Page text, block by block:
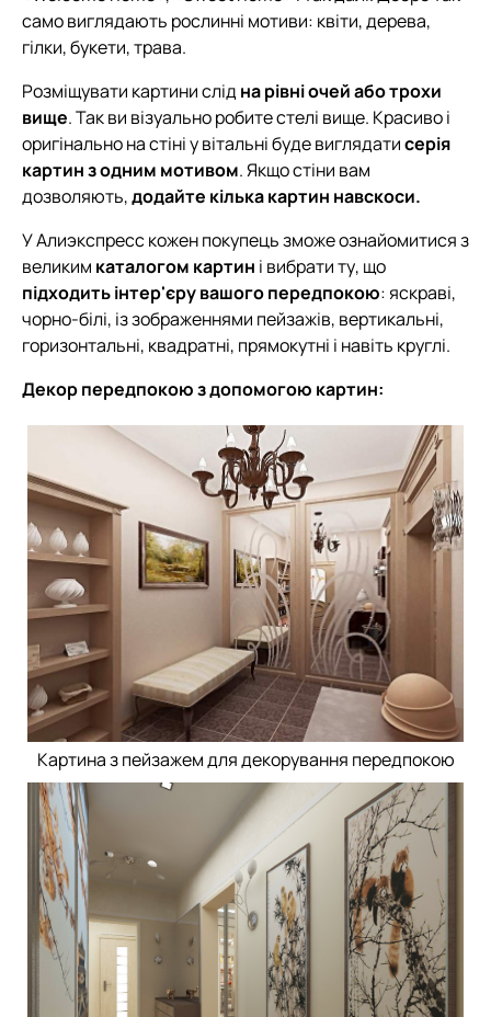
само виглядають рослинні мотиви: квіти, дерева,
гілки, букети, трава.
Розміщувати картини слідна рівні очей або трохи
вище. Так ви візуально робите стелі вище. Красиво і
оригінально на стіні у вітальні буде виглядатисерія
картин з одним мотивом. Якщо стіни вам
дозволяють,додайте кілька картин навскоси.
У Алиэкспресс кожен покупець зможе ознайомитися з
великим каталогом картин і вибрати ту, що
підходить інтер'єру вашого передпокою: яскраві,
чорно-білі, із зображеннями пейзажів, вертикальні,
горизонтальні, квадратні, прямокутні і навіть круглі.
Декор передпокою з допомогою картин:
Картина з пейзажем для декорування передпокою